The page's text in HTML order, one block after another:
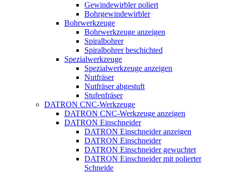
Gewindewirbler poliert
Bohrgewindewirbler
Bohrwerkzeuge
Bohrwerkzeuge anzeigen
Spiralbohrer
Spiralbohrer beschichted
Spezialwerkzeuge
Spezialwerkzeuge anzeigen
Nutfräser
Nutfräser abgestuft
Stufenfräser
DATRON CNC-Werkzeuge
DATRON CNC-Werkzeuge anzeigen
DATRON Einschneider
DATRON Einschneider anzeigen
DATRON Einschneider
DATRON Einschneider gewuchtet
DATRON Einschneider mit polierter
Schneide